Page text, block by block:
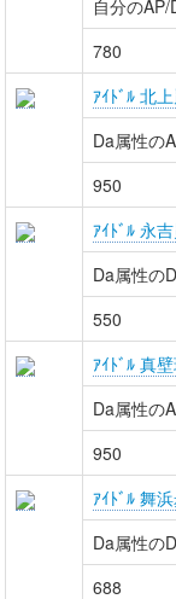
自分のAP/
780
ｱｲﾄﾞﾙ 北
Da属性の
950
ｱｲﾄﾞﾙ 永
Da属性の
550
ｱｲﾄﾞﾙ 真
Da属性の
950
ｱｲﾄﾞﾙ 舞
Da属性の
688